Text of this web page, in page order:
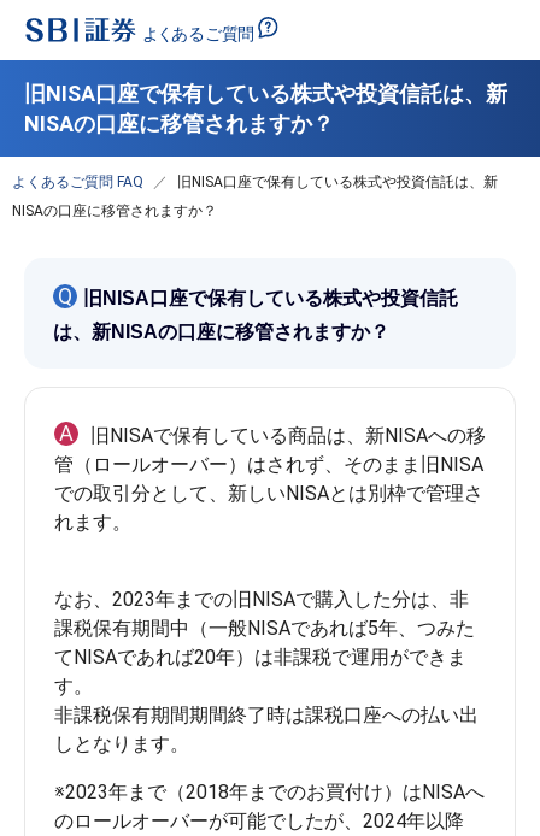
旧NISA口座で保有している株式や投資信託は、新
NISAの口座に移管されますか？
よくあるご質問 FAQ
旧NISA口座で保有している株式や投資信託は、新
NISAの口座に移管されますか？
Q
旧NISA口座で保有している株式や投資信託
は、新NISAの口座に移管されますか？
A
旧NISAで保有している商品は、新NISAへの移
管（ロールオーバー）はされず、そのまま旧NISA
での取引分として、新しいNISAとは別枠で管理さ
れます。
なお、2023年までの旧NISAで購入した分は、非
課税保有期間中（一般NISAであれば5年、つみた
てNISAであれば20年）は非課税で運用ができま
す。
非課税保有期間期間終了時は課税口座への払い出
※2023年まで（2018年までのお買付け）はNISAへ
のロールオーバーが可能でしたが、2024年以降